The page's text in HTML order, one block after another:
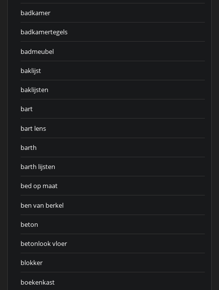
badkamer
badkamertegels
badmeubel
baklijst
baklijsten
bart
bart lens
barth
barth lijsten
bed op maat
ben van berkel
beton
betonlook vloer
blokker
boekenkast